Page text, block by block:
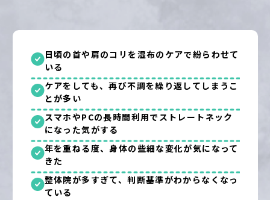
日頃の首や肩のコリを湿布のケアで紛らわせて
いる
ケアをしても、再び不調を繰り返してしまうこ
とが多い
スマホやPCの長時間利用でストレートネック
になった気がする
年を重ねる度、身体の些細な変化が気になって
きた
整体院が多すぎて、判断基準がわからなくなっ
ている